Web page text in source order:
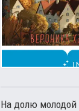
На долю молодой